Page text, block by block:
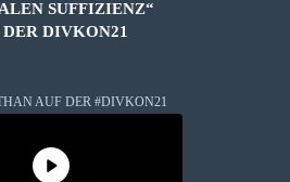
SUFFIZIENZ“
DIVKON21
AUF DER #DIVKON21